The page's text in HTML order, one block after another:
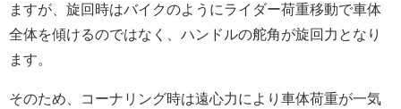
ますが、旋回時はバイクのようにライダー荷重移動で車体
全体を傾けるのではなく、ハンドルの舵角が旋回力となり
ます。
そのため、コーナリング時は遠心力により車体荷重が一気